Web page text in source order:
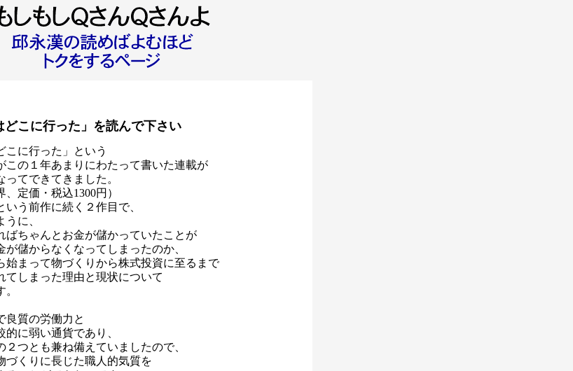
どこに行った」を読んで下さい
こに行った」という
この１年あまりにわたって書いた連載が
ってできてきました。
、定価・税込1300円）
いう前作に続く２作目で、
に、
ばちゃんとお金が儲かっていたことが
が儲からなくなってしまったのか、
始まって物づくりから株式投資に至るまで
てしまった理由と現状について
良質の労働力と
的に弱い通貨であり、
２つとも兼ね備えていましたので、
づくりに長じた職人的気質を